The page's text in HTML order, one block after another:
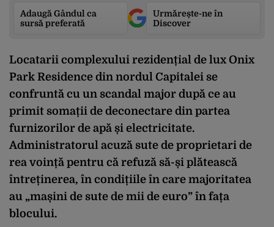
Adaugă Gândul ca
sursă preferată
Urmărește-ne în
Discover
Locatarii complexului rezidențial de lux Onix
Park Residence din nordul Capitalei se
confruntă cu un scandal major după ce au
primit somații de deconectare din partea
furnizorilor de apă și electricitate.
Administratorul acuză sute de proprietari de
rea voință pentru că refuză să-și plătească
întreținerea, în condițiile în care majoritatea
au „mașini de sute de mii de euro” în fața
blocului.